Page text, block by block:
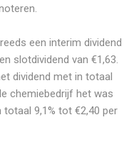
reeds een interim dividend
slotdividend van €1,63.
dividend met in totaal
chemiebedrijf het was
9,1% tot €2,40 per